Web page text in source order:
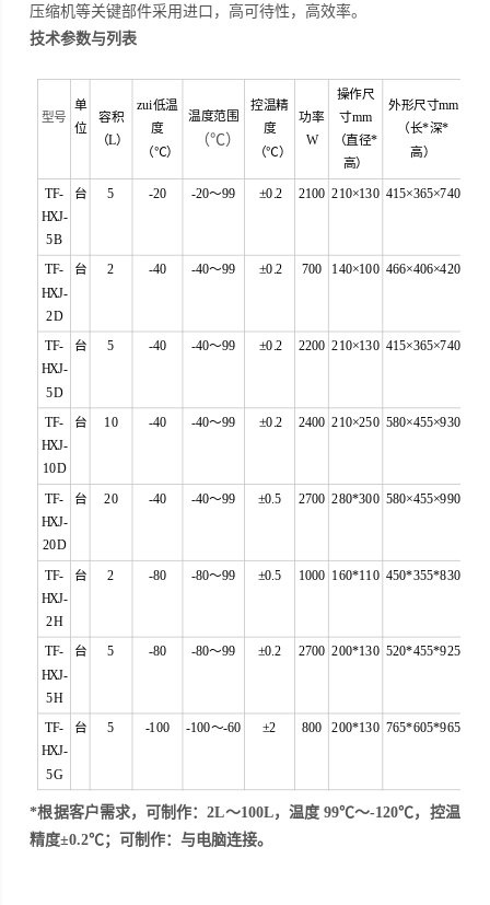
压缩机等关键部件采用进口，高可待性，高效率。
技术参数与列表
型号
单
位
容积
（L）
zui低温
度
（℃）
温度范围
（℃）
控温精
度
（℃）
功率
W
操作尺
寸mm
（直径*
高）
外形尺寸mm
（长*深*
高）
TF-
HXJ-
5B
台 5 -20 -20～99 ±0.2 2100 210×130 415×365×740
TF-
HXJ-
2D
台 2 -40 -40～99 ±0.2 700 140×100 466×406×420
TF-
HXJ-
5D
台 5 -40 -40～99 ±0.2 2200 210×130 415×365×740
TF-
HXJ-
10D
台 10 -40 -40～99 ±0.2 2400 210×250 580×455×930
TF-
HXJ-
20D
台 20 -40 -40～99 ±0.5 2700 280*300 580×455×990
TF-
HXJ-
2H
台 2 -80 -80～99 ±0.5 1000 160*110 450*355*830
TF-
HXJ-
5H
台 5 -80 -80～99 ±0.2 2700 200*130 520*455*925
TF-
HXJ-
5G
台 5 -100 -100～-60 ±2 800 200*130 765*605*965
*根据客户需求，可制作：2L～100L，温度 99℃～-120℃，控温
精度±0.2℃；可制作：与电脑连接。